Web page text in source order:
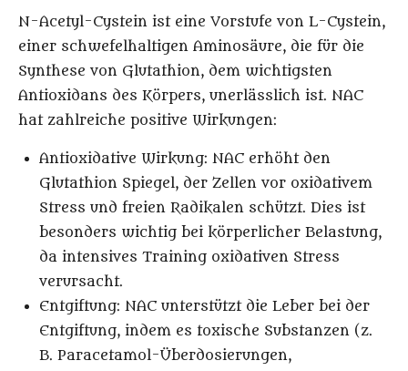
N-Acetyl-Cystein ist eine Vorstufe von L-Cystein,
einer schwefelhaltigen Aminosäure, die für die
Synthese von Glutathion, dem wichtigsten
Antioxidans des Körpers, unerlässlich ist. NAC
hat zahlreiche positive Wirkungen:
Antioxidative Wirkung: NAC erhöht den
Glutathion Spiegel, der Zellen vor oxidativem
Stress und freien Radikalen schützt. Dies ist
besonders wichtig bei körperlicher Belastung,
da intensives Training oxidativen Stress
verursacht.
Entgiftung: NAC unterstützt die Leber bei der
Entgiftung, indem es toxische Substanzen (z.
B. Paracetamol-Überdosierungen,